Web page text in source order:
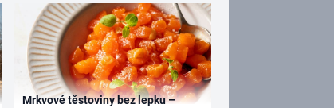
Mrkvové těstoviny bez lepku –